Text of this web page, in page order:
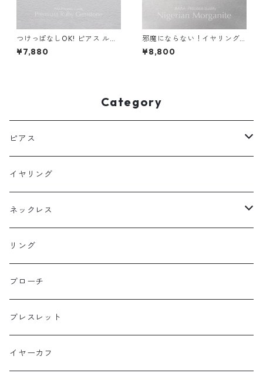
つけっぱなしOK! ピアス ルビ
ー AAA サージカルステンレス
金属アレルギー 誕生日プレゼ
¥7,880
邪魔にならない！イヤリング
モルガナイト AAAA 金属アレ
ルギー サージカルステンレス
¥8,800
Category
ピアス
フックピアス
スタッドピアス
ニュースタイル
イヤリング
ネックレス
ラージサイズ
ミドルサイズ
プチサイズ
横長タイプ
リング
ブローチ
ブレスレット
イヤーカフ